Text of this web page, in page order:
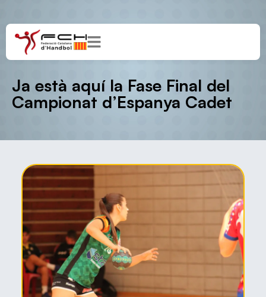
Ja està aquí la Fase Final del
Campionat d’Espanya Cadet